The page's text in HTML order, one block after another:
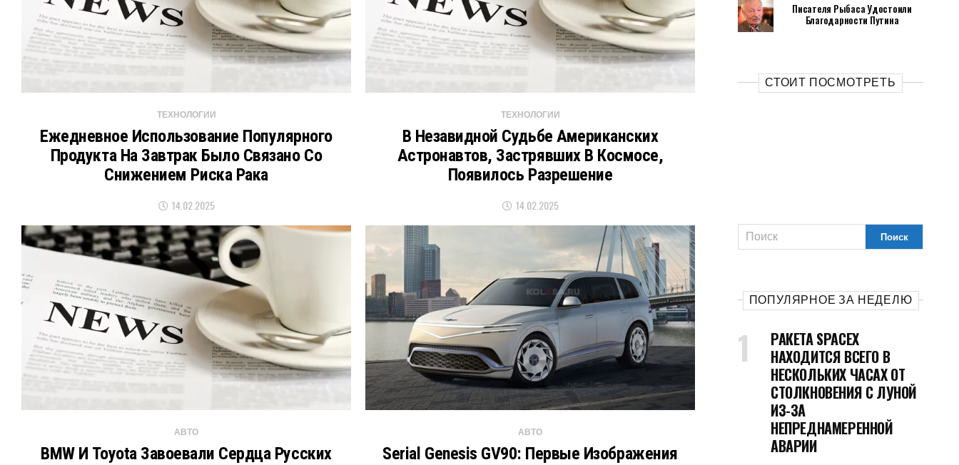
ТЕХНОЛОГИИ
Ежедневное Использование Популярного
Продукта На Завтрак Было Связано Со
Снижением Риска Рака
14.02.2025
ТЕХНОЛОГИИ
В Незавидной Судьбе Американских
Астронавтов, Застрявших В Космосе,
Появилось Разрешение
14.02.2025
АВТО
BMW И Toyota Завоевали Сердца Русских
АВТО
Serial Genesis GV90: Первые Изображения
Писателя Рыбаса Удостоили
Благодарности Путина
СТОИТ ПОСМОТРЕТЬ
ПОПУЛЯРНОЕ ЗА НЕДЕЛЮ
РАКЕТА SPACEX
НАХОДИТСЯ ВСЕГО В
НЕСКОЛЬКИХ ЧАСАХ ОТ
СТОЛКНОВЕНИЯ С ЛУНОЙ
ИЗ-ЗА
НЕПРЕДНАМЕРЕННОЙ
АВАРИИ